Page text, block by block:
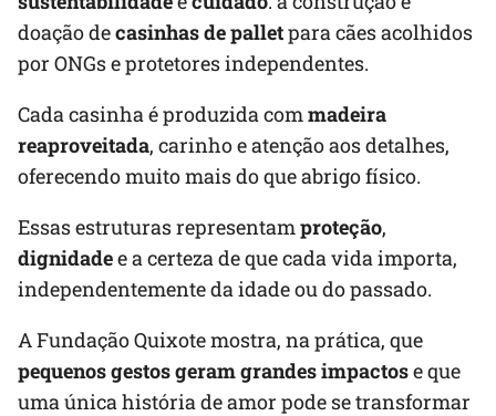
doação decasinhas de palletpara cães acolhidos
por ONGs e protetores independentes.
Cada casinha é produzida commadeira
reaproveitada, carinho e atenção aos detalhes,
oferecendo muito mais do que abrigo físico.
Essas estruturas representamproteção,
dignidadee a certeza de que cada vida importa,
independentemente da idade ou do passado.
A Fundação Quixote mostra, na prática, que
pequenos gestos geram grandes impactose que
uma única história de amor pode se transformar